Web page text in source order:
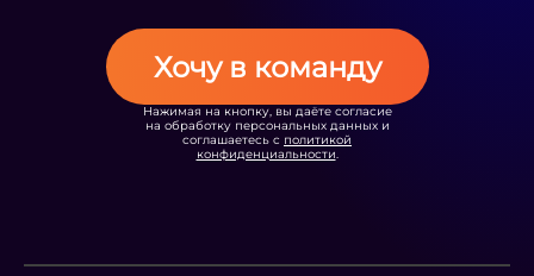
Хочу в команду
Нажимая на кнопку, вы даёте согласие
на обработку персональных данных и
соглашаетесь с политикой
конфиденциальности.